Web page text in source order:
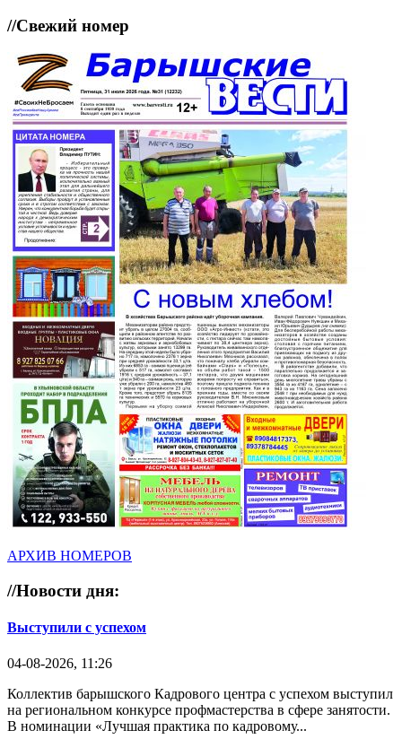
//Свежий номер
АРХИВ НОМЕРОВ
//Новости дня:
Выступили с успехом
04-08-2026, 11:26
Коллектив барышского Кадрового центра с успехом выступил
на региональном конкурсе профмастерства в сфере занятости.
В номинации «Лучшая практика по кадровому...